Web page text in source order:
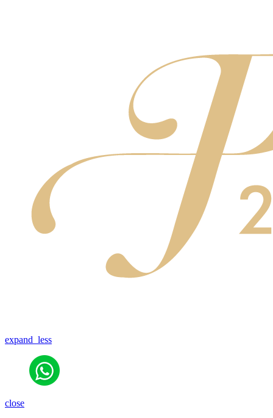
expand_less
close